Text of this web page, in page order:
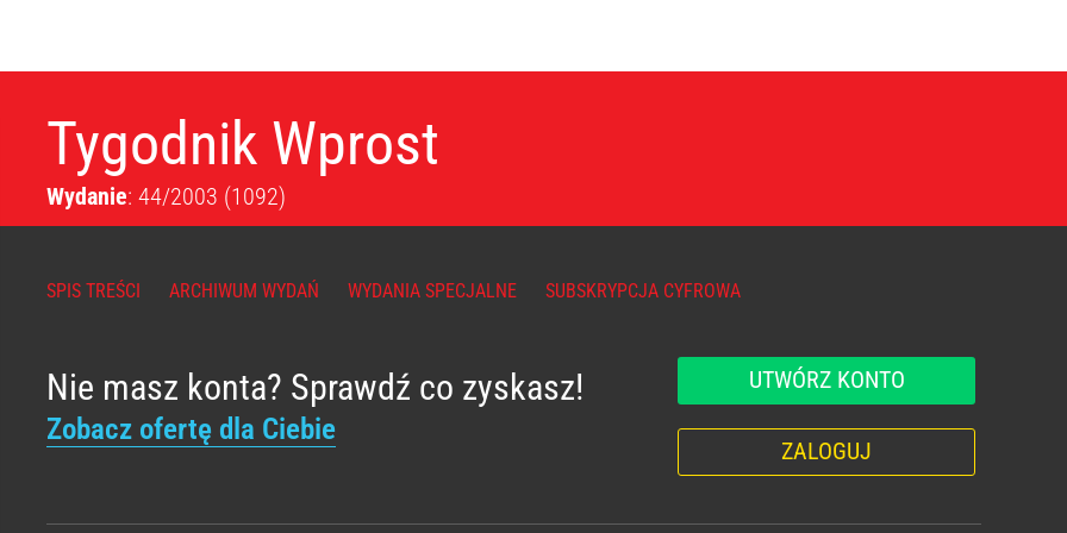
Tygodnik Wprost
Wydanie: 44/2003 (1092)
SPIS TREŚCI ARCHIWUM WYDAŃ WYDANIA SPECJALNE SUBSKRYPCJA CYFROWA
Nie masz konta? Sprawdź co zyskasz!
Zobacz ofertę dla Ciebie
UTWÓRZ KONTO
ZALOGUJ